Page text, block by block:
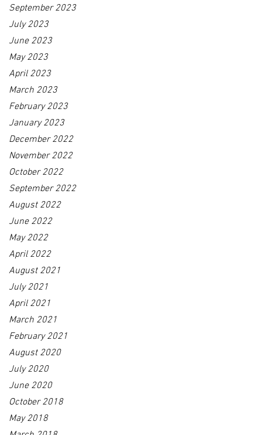
September 2023
July 2023
June 2023
May 2023
April 2023
March 2023
February 2023
January 2023
December 2022
November 2022
October 2022
September 2022
August 2022
June 2022
May 2022
April 2022
August 2021
July 2021
April 2021
March 2021
February 2021
August 2020
July 2020
June 2020
October 2018
May 2018